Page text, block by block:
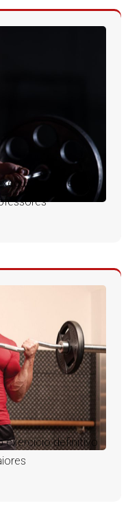
perfeita e
exercício definitivo